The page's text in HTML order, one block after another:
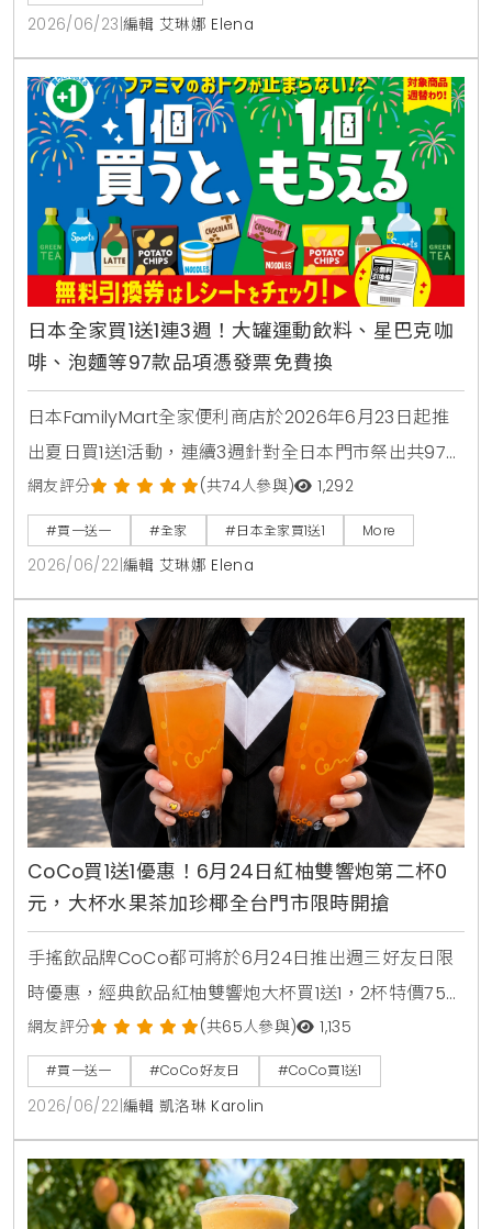
2026/06/23 編輯 艾琳娜 Elena
日本全家買1送1連3週！大罐運動飲料、星巴克咖
啡、泡麵等97款品項憑發票免費換
日本FamilyMart全家便利商店於2026年6月23日起推
出夏日買1送1活動，連續3週針對全日本門市祭出共97款
人氣商品，包含星巴克咖啡、大容量運動飲料、日清杯
麵及熱銷巧克力零食，消費者購買指定商品即可於隔週
憑發票免費兌換，是近期台灣讀者前往日本旅遊、自由
行時不可錯過的超商省錢必看攻略。
網友評分 (共74人參與) 1,292
#買一送一 #全家 #日本全家買1送1 More
2026/06/22 編輯 艾琳娜 Elena
CoCo買1送1優惠！6月24日紅柚雙響炮第二杯0
元，大杯水果茶加珍椰全台門市限時開搶
手搖飲品牌CoCo都可將於6月24日推出週三好友日限
時優惠，經典飲品紅柚雙響炮大杯買1送1，2杯特價75
元。消費者透過官方LINE帳號領取優惠券，即可在線上
點餐平台享有第二杯0元優惠，每人限領2張。
網友評分 (共65人參與) 1,135
#買一送一 #CoCo好友日 #CoCo買1送1
2026/06/22 編輯 凱洛琳 Karolin